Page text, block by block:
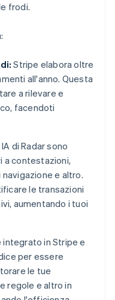
frodi.
Stripe elabora oltre
all'anno. Questa
a rilevare e
facendoti
di Radar sono
a contestazioni,
e altro.
le transazioni
aumentando i tuoi
integrato in Stripe e
per essere
le tue
regole e altro in